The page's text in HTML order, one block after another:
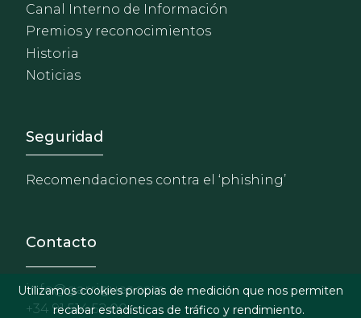
Canal Interno de Información
Premios y reconocimientos
Historia
Noticias
Footer - Extranet y
Seguridad
Recomendaciones contra el ‘phishing’
Contacto
info@garrigues.com
+34 91 514 52 00
Utilizamos cookies propias de medición que nos permiten
recabar estadísticas de tráfico y rendimiento.